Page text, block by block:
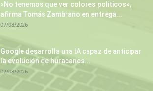
«No tenemos que ver colores políticos»,
afirma Tomás Zambrano en entrega...
07/08/2026
Google desarrolla una IA capaz de anticipar
la evolución de huracanes...
07/08/2026